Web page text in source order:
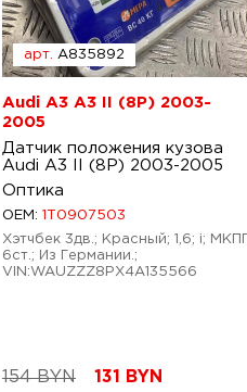
арт. A835892
Audi A3 A3 II (8P) 2003-
2005
Датчик положения кузова
Audi A3 II (8P) 2003-2005
Оптика
OEM: 1T0907503
Хэтчбек 3дв.; Красный; 1,6; i; МКПП
6ст.; Из Германии.;
VIN:WAUZZZ8PX4A135566
154 BYN 131 BYN